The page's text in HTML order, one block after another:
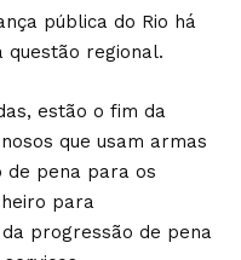
pública do Rio há
questão regional.
estão o fim da
que usam armas
de pena para os
para
progressão de pena